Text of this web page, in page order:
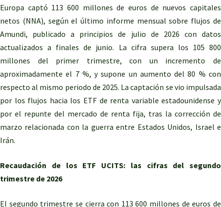
Europa captó 113 600 millones de euros de nuevos capitales
netos (NNA), según el último informe mensual sobre flujos de
Amundi, publicado a principios de julio de 2026 con datos
actualizados a finales de junio. La cifra supera los 105 800
millones del primer trimestre, con un incremento de
aproximadamente el 7 %, y supone un aumento del 80 % con
respecto al mismo periodo de 2025. La captación se vio impulsada
por los flujos hacia los ETF de renta variable estadounidense y
por el repunte del mercado de renta fija, tras la corrección de
marzo relacionada con la guerra entre Estados Unidos, Israel e
Irán.
Recaudación de los ETF UCITS: las cifras del segundo
trimestre de 2026
El segundo trimestre se cierra con 113 600 millones de euros de